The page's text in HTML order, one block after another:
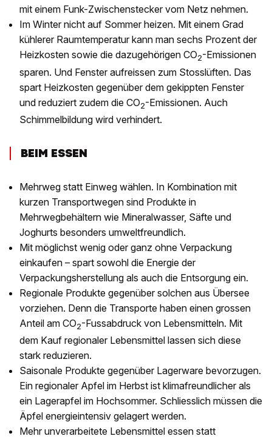
mit einem Funk-Zwischenstecker vom Netz nehmen.
Im Winter nicht auf Sommer heizen. Mit einem Grad
kühlerer Raumtemperatur kann man sechs Prozent der
Heizkosten sowie die dazugehörigen CO2-Emissionen
sparen. Und Fenster aufreissen zum Stosslüften. Das
spart Heizkosten gegenüber dem gekippten Fenster
und reduziert zudem die CO2-Emissionen. Auch
Schimmelbildung wird verhindert.
BEIM ESSEN
Mehrweg statt Einweg wählen. In Kombination mit
kurzen Transportwegen sind Produkte in
Mehrwegbehältern wie Mineralwasser, Säfte und
Joghurts besonders umweltfreundlich.
Mit möglichst wenig oder ganz ohne Verpackung
einkaufen – spart sowohl die Energie der
Verpackungsherstellung als auch die Entsorgung ein.
Regionale Produkte gegenüber solchen aus Übersee
vorziehen. Denn die Transporte haben einen grossen
Anteil am CO2-Fussabdruck von Lebensmitteln. Mit
dem Kauf regionaler Lebensmittel lassen sich diese
stark reduzieren.
Saisonale Produkte gegenüber Lagerware bevorzugen.
Ein regionaler Apfel im Herbst ist klimafreundlicher als
ein Lagerapfel im Hochsommer. Schliesslich müssen die
Äpfel energieintensiv gelagert werden.
Mehr unverarbeitete Lebensmittel essen statt